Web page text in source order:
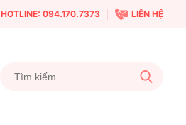
HOTLINE: 094.170.7373 LIÊN HỆ